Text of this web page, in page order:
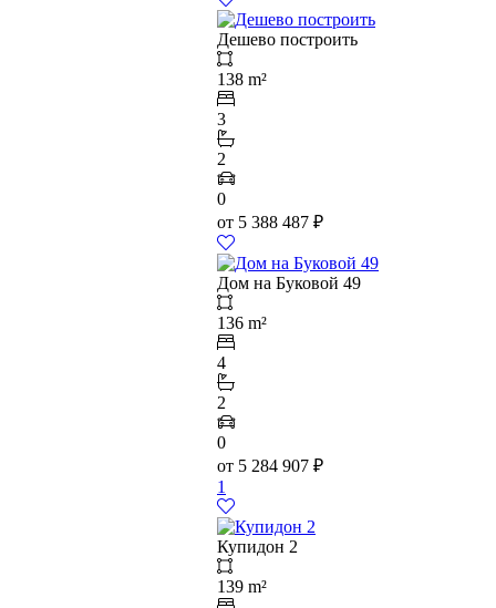
Дешево построить
138 m²
3
2
0
от 5 388 487 ₽
Дом на Буковой 49
136 m²
4
2
0
от 5 284 907 ₽
1
Купидон 2
139 m²